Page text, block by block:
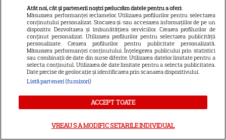
VIDEO Călin Donca, LA UN PAS
DE TRAGEDIE! A trecut prin
clipe de groază și a povestit
totul abia după ce PERICOLUL
a trecut. IMAGINILE
Atât noi, cât și partenerii noștri prelucrăm datele pentru a oferi:
Măsurarea performanței reclamelor. Utilizarea profilurilor pentru selectarea
conținutului personalizat. Stocarea și/sau accesarea informațiilor de pe un
dispozitiv. Dezvoltarea și îmbunătățirea serviciilor. Crearea profilurilor de
conținut personalizat. Utilizarea profilurilor pentru selectarea publicității
personalizate. Crearea profilurilor pentru publicitate personalizată.
Măsurarea performanței conținutului. Înțelegerea publicului prin statistici
sau combinații de date din surse diferite. Utilizarea datelor limitate pentru a
selecta conținutul. Utilizarea de date limitate pentru a selecta publicitatea.
Date precise de geolocație și identificarea prin scanarea dispozitivului.
Listă parteneri (furnizori)
ACCEPT TOATE
VREAU SA MODIFIC SETARILE INDIVIDUAL